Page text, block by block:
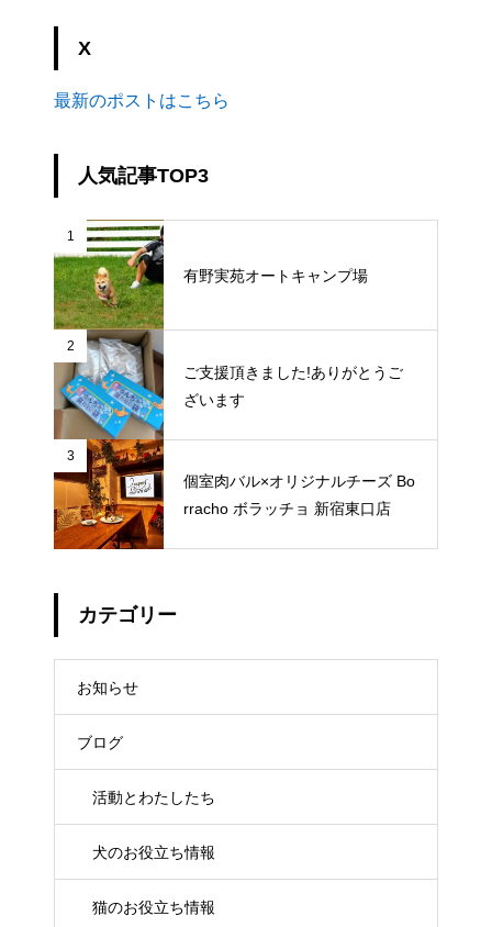
X
最新のポストはこちら
人気記事TOP3
1
有野実苑オートキャンプ場
2
ご支援頂きました!ありがとうご
ざいます
3
個室肉バル×オリジナルチーズ Bo
rracho ボラッチョ 新宿東口店
カテゴリー
お知らせ
ブログ
活動とわたしたち
犬のお役立ち情報
猫のお役立ち情報